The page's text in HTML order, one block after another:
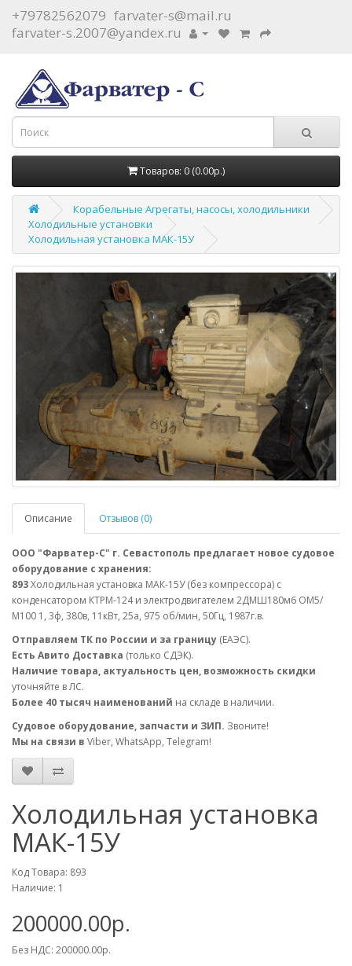
+79782562079 farvater-s@mail.ru
farvater-s.2007@yandex.ru
Товаров: 0 (0.00р.)
Корабельные Агрегаты, насосы, холодильники
Холодильные установки
Холодильная установка МАК-15У
Описание Отзывов (0)
ООО "Фарватер-С" г. Севастополь предлагает новое судовое
оборудование с хранения:
893Холодильная установка МАК-15У (без компрессора) с
конденсатором КТРМ-124 и электродвигателем 2ДМШ180м6 ОМ5/
М100 1, 3ф, 380в, 11кВт, 25а, 975 об/мин, 50Гц, 1987г.в.
Отправляем ТК по России и за границу (ЕАЭС).
Есть Авито Доставка (только СДЭК).
Наличие товара, актуальность цен, возможность скидки
уточняйте в ЛС.
Более 40 тысяч наименований на складе в наличии.
Судовое оборудование, запчасти и ЗИП. Звоните!
Мы на связи в Viber, WhatsApp, Telegram!
Холодильная установка
МАК-15У
Код Товара: 893
Наличие: 1
200000.00р.
Без НДС: 200000.00р.